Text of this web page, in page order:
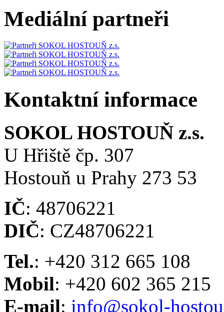
Mediální partneři
Kontaktní informace
SOKOL HOSTOUŇ z.s.
U Hřiště čp. 307
Hostouň u Prahy 273 53
IČ: 48706221
DIČ: CZ48706221
Tel.: +420 312 665 108
Mobil: +420 602 365 215
E-mail: info@sokol-